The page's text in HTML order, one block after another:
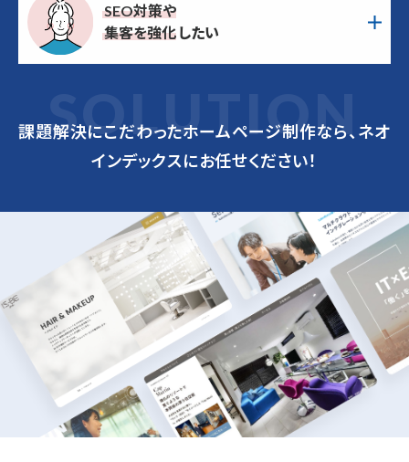
SEO対策や
集客を強化 したい
SOLUTION
課題解決にこだわったホームページ制作なら、 ネオ
インデックスにお任せください！